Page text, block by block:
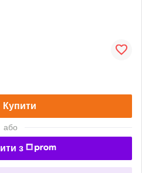
Купити
або
з